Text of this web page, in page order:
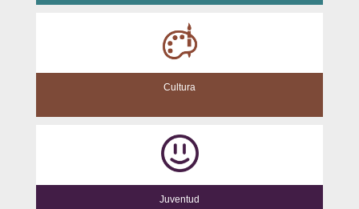
Cultura
Juventud